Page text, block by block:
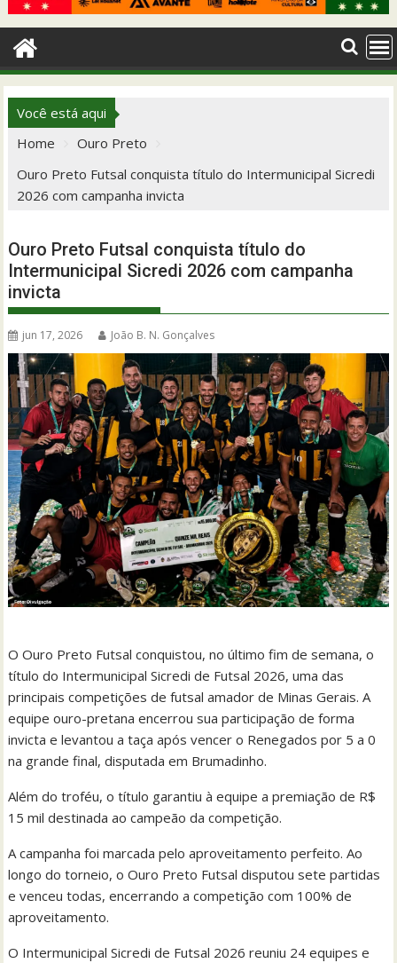
Você está aqui
Home
Ouro Preto
Ouro Preto Futsal conquista título do Intermunicipal Sicredi
2026 com campanha invicta
Ouro Preto Futsal conquista título do
Intermunicipal Sicredi 2026 com campanha
invicta
jun 17, 2026 João B. N. Gonçalves
O Ouro Preto Futsal conquistou, no último fim de semana, o
título do Intermunicipal Sicredi de Futsal 2026, uma das
principais competições de futsal amador de Minas Gerais. A
equipe ouro-pretana encerrou sua participação de forma
invicta e levantou a taça após vencer o Renegados por 5 a 0
na grande final, disputada em Brumadinho.
Além do troféu, o título garantiu à equipe a premiação de R$
15 mil destinada ao campeão da competição.
A campanha foi marcada pelo aproveitamento perfeito. Ao
longo do torneio, o Ouro Preto Futsal disputou sete partidas
e venceu todas, encerrando a competição com 100% de
aproveitamento.
O Intermunicipal Sicredi de Futsal 2026 reuniu 24 equipes e